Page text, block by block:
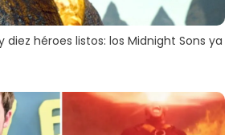
diez héroes listos: los Midnight Sons ya